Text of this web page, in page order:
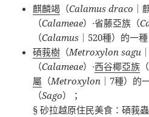
麒麟竭 （Calamus draco ｜
（Calameae） ·省藤亞族（
（Calamus ｜ 520種）的一種
碩莪樹 （Metroxylon sagu
（Calameae） ·西谷椰亞族 （
屬 （Metroxylon ｜ 7種）的
（Sago）；
§砂拉越原住民美食：碩莪蟲